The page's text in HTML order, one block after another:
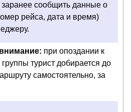
сообщить данные о
рейса, дата и время)
при опоздании к
турист добирается до
самостоятельно, за